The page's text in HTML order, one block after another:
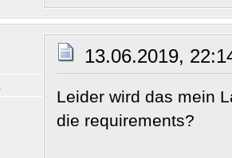
13.06.2019,
Leider wird das mein
die requirements?